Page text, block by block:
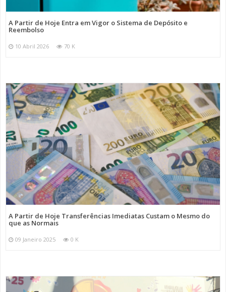
A Partir de Hoje Entra em Vigor o Sistema de Depósito e
Reembolso
10 Abril 2026 70 K
A Partir de Hoje Transferências Imediatas Custam o Mesmo do
que as Normais
09 Janeiro 2025 0 K